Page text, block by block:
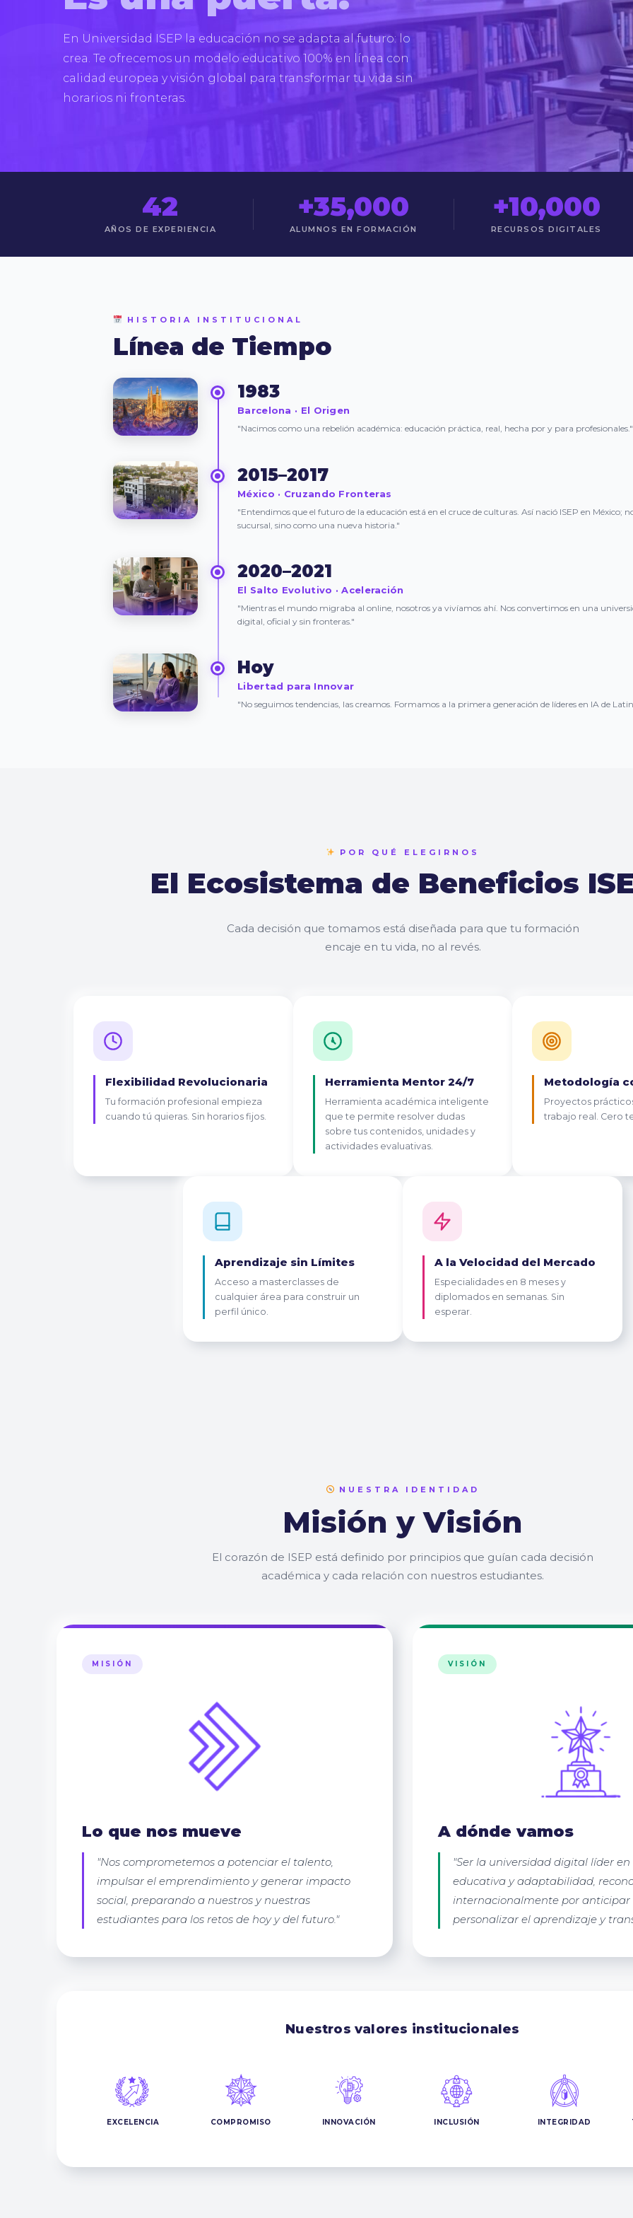
En Universidad ISEP la educación no se adapta al futuro: lo
crea. Te ofrecemos un modelo educativo 100% en línea con
calidad europea y visión global para transformar tu vida sin
horarios ni fronteras.
42
AÑOS DE EXPERIENCIA
+35,000
ALUMNOS EN FORMACIÓN
+10,000
RECURSOS DIGITALES
HISTORIA INSTITUCIONAL
Línea de Tiempo
1983
Barcelona · El Origen
"Nacimos como una rebelión académica: educación práctica, real, hecha por y para profesionales."
2015–2017
México · Cruzando Fronteras
"Entendimos que el futuro de la educación está en el cruce de culturas. Así nació ISEP en México;
sucursal, sino como una nueva historia."
2020–2021
El Salto Evolutivo · Aceleración
"Mientras el mundo migraba al online, nosotros ya vivíamos ahí. Nos convertimos en una
digital, oficial y sin fronteras."
Hoy
Libertad para Innovar
"No seguimos tendencias, las creamos. Formamos a la primera generación de líderes en IA de
POR QUÉ ELEGIRNOS
El Ecosistema de Beneficios
Cada decisión que tomamos está diseñada para que tu formación
encaje en tu vida, no al revés.
Flexibilidad Revolucionaria
Tu formación profesional empieza
cuando tú quieras. Sin horarios fijos.
Herramienta Mentor 24/7
Herramienta académica inteligente
que te permite resolver dudas
sobre tus contenidos, unidades y
actividades evaluativas.
Metodología
Proyectos
trabajo real. Cero
Aprendizaje sin Límites
Acceso a masterclasses de
cualquier área para construir un
perfil único.
A la Velocidad del Mercado
Especialidades en 8 meses y
diplomados en semanas. Sin
esperar.
NUESTRA IDENTIDAD
Misión y Visión
El corazón de ISEP está definido por principios que guían cada decisión
académica y cada relación con nuestros estudiantes.
MISIÓN
Lo que nos mueve
"Nos comprometemos a potenciar el talento,
impulsar el emprendimiento y generar impacto
social, preparando a nuestros y nuestras
estudiantes para los retos de hoy y del futuro."
VISIÓN
A dónde vamos
"Ser la universidad digital líder
educativa y adaptabilidad,
internacionalmente por anticipar
personalizar el aprendizaje y
Nuestros valores institucionales
EXCELENCIA COMPROMISO INNOVACIÓN INCLUSIÓN INTEGRIDAD